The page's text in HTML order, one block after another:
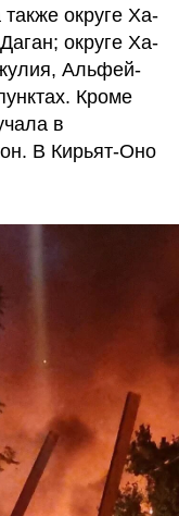
округе Ха-
округе Ха-
Альфей-
Кроме
в
В Кирьят-Оно